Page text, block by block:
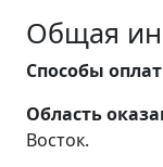
Общая
Способы
Область
Восток.